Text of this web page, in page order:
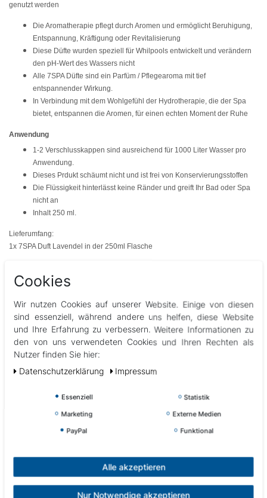
genutzt werden
Die Aromatherapie pflegt durch Aromen und ermöglicht Beruhigung,
Entspannung, Kräftigung oder Revitalisierung
Diese Düfte wurden speziell für Whilpools entwickelt und verändern
den pH-Wert des Wassers nicht
Alle 7SPA Düfte sind ein Parfüm / Pflegearoma mit tief
entspannender Wirkung.
In Verbindung mit dem Wohlgefühl der Hydrotherapie, die der Spa
bietet, entspannen die Aromen, für einen echten Moment der Ruhe
Anwendung
1-2 Verschlusskappen sind ausreichend für 1000 Liter Wasser pro
Anwendung.
Dieses Prdukt schäumt nicht und ist frei von Konservierungsstoffen
Die Flüssigkeit hinterlässt keine Ränder und greift Ihr Bad oder Spa
nicht an
Inhalt 250 ml.
Lieferumfang:
1x 7SPA Duft Lavendel in der 250ml Flasche
& Zubehör
Top-Artikel
Cookies
Wir nutzen Cookies auf unserer Website. Einige von diesen
sind essenziell, während andere uns helfen, diese Website
und Ihre Erfahrung zu verbessern. Weitere Informationen zu
den von uns verwendeten Cookies und Ihren Rechten als
Nutzer finden Sie hier:
Daten­schutz­erklärung
Impressum
Essenziell
Statistik
Marketing
Externe Medien
PayPal
Funktional
Alle akzeptieren
Nur Notwendige akzeptieren